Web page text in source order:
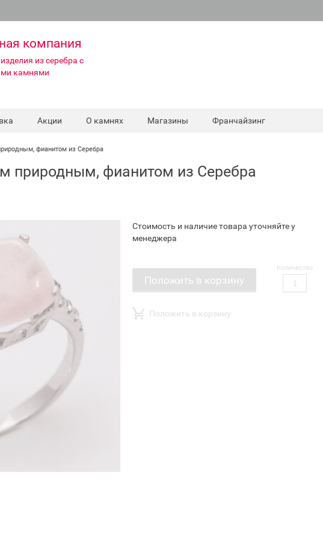
компания
из серебра с
камнями
Акции О камнях Магазины Франчайзинг
фианитом из Серебра
природным, фианитом из Серебра
Стоимость и наличие товара уточняйте у
менеджера
Положить в корзину
Количество
Положить в корзину